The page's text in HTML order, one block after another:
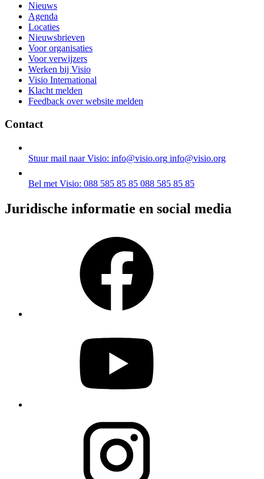
Nieuws
Agenda
Locaties
Nieuwsbrieven
Voor organisaties
Voor verwijzers
Werken bij Visio
Visio International
Klacht melden
Feedback over website melden
Contact
Stuur mail naar Visio: info@visio.org info@visio.org
Bel met Visio: 088 585 85 85 088 585 85 85
Juridische informatie en social media